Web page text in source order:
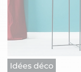
Idées déco